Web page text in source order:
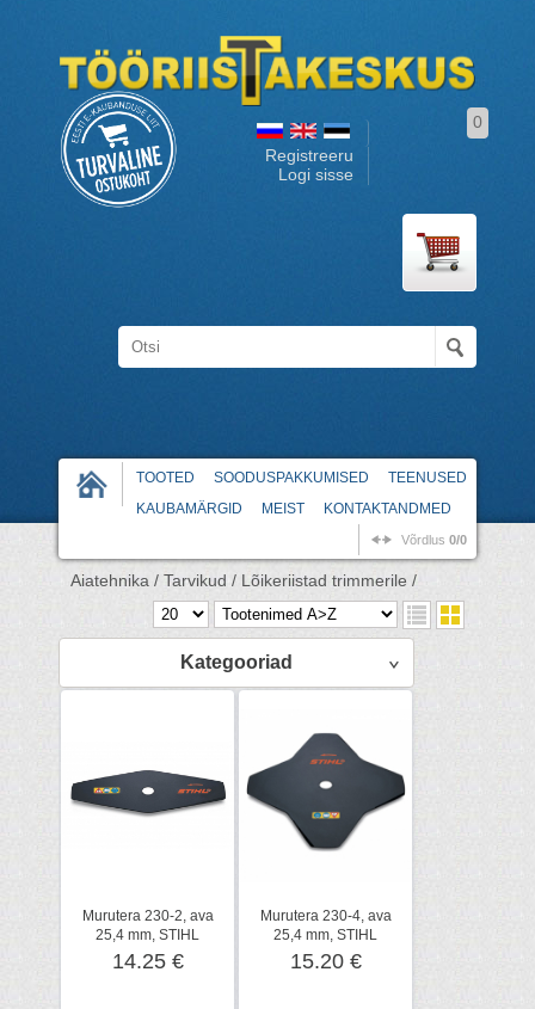
Registreeru
Logi sisse
0
TOOTED SOODUSPAKKUMISED
TEENUSED
KAUBAMÄRGID
MEIST KONTAKTANDMED
Võrdlus 0/0
Aiatehnika / Tarvikud / Lõikeriistad trimmerile /
Kategooriad
Murutera 230-2, ava
25,4 mm, STIHL
14.25 €
Murutera 230-4, ava
25,4 mm, STIHL
15.20 €